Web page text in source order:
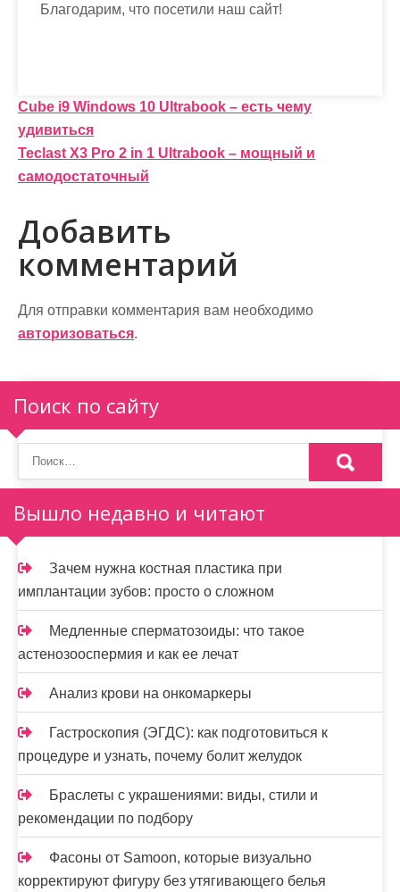
Благодарим, что посетили наш сайт!
Н
а
в
и
г
а
ц
и
я
п
о
з
а
п
и
с
я
м
Cube i9 Windows 10 Ultrabook – есть чему
удивиться
Teclast X3 Pro 2 in 1 Ultrabook – мощный и
самодостаточный
Добавить
комментарий
Для отправки комментария вам необходимо
авторизоваться.
Поиск по сайту
Вышло недавно и читают
Зачем нужна костная пластика при
имплантации зубов: просто о сложном
Медленные сперматозоиды: что такое
астенозооспермия и как ее лечат
Анализ крови на онкомаркеры
Гастроскопия (ЭГДС): как подготовиться к
процедуре и узнать, почему болит желудок
Браслеты с украшениями: виды, стили и
рекомендации по подбору
Фасоны от Samoon, которые визуально
корректируют фигуру без утягивающего белья